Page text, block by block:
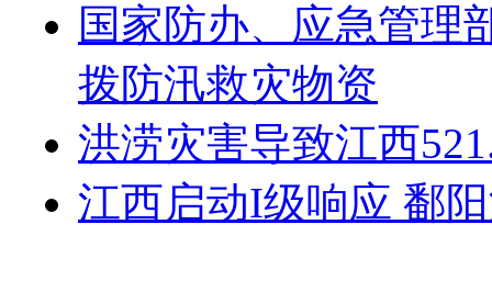
国家防办、应急管理
拨防汛救灾物资
洪涝灾害导致江西
江西启动I级响应 鄱